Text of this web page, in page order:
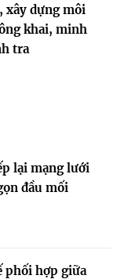
xây dựng môi
khai, minh
tra
lại mạng lưới
đầu mối
phối hợp giữa